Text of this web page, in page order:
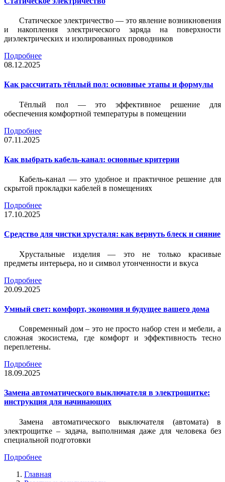
Статическое электричество — это явление возникновения
и накопления электрического заряда на поверхности
диэлектрических и изолированных проводников
Подробнее
08.12.2025
Как рассчитать тёплый пол: основные этапы и формулы
Тёплый пол — это эффективное решение для
обеспечения комфортной температуры в помещении
Подробнее
07.11.2025
Как выбрать кабель-канал: основные критерии
Кабель-канал — это удобное и практичное решение для
скрытой прокладки кабелей в помещениях
Подробнее
17.10.2025
Средство для чистки хрусталя: как вернуть блеск и сияние
Хрустальные изделия — это не только красивые
предметы интерьера, но и символ утонченности и вкуса
Подробнее
20.09.2025
Умный свет: комфорт, экономия и будущее вашего дома
Современный дом – это не просто набор стен и мебели, а
сложная экосистема, где комфорт и эффективность тесно
переплетены.
Подробнее
18.09.2025
Замена автоматического выключателя в электрощитке:
инструкция для начинающих
Замена автоматического выключателя (автомата) в
электрощитке – задача, выполнимая даже для человека без
специальной подготовки
Подробнее
Главная